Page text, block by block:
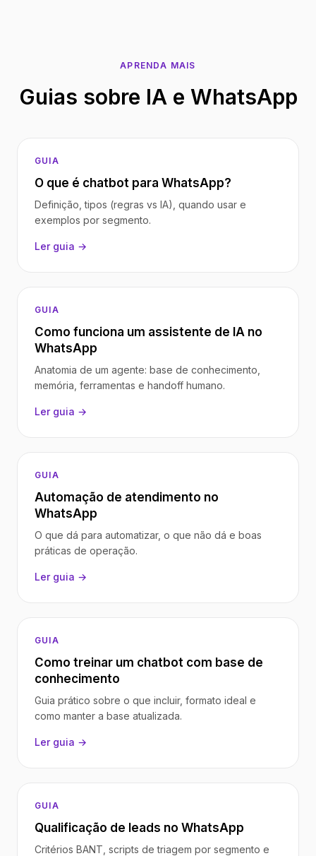
APRENDA MAIS
Guias sobre IA e WhatsApp
GUIA
O que é chatbot para WhatsApp?
Definição, tipos (regras vs IA), quando usar e
exemplos por segmento.
Ler guia →
GUIA
Como funciona um assistente de IA no
WhatsApp
Anatomia de um agente: base de conhecimento,
memória, ferramentas e handoff humano.
Ler guia →
GUIA
Automação de atendimento no
WhatsApp
O que dá para automatizar, o que não dá e boas
práticas de operação.
Ler guia →
GUIA
Como treinar um chatbot com base de
conhecimento
Guia prático sobre o que incluir, formato ideal e
como manter a base atualizada.
Ler guia →
GUIA
Qualificação de leads no WhatsApp
Critérios BANT, scripts de triagem por segmento e